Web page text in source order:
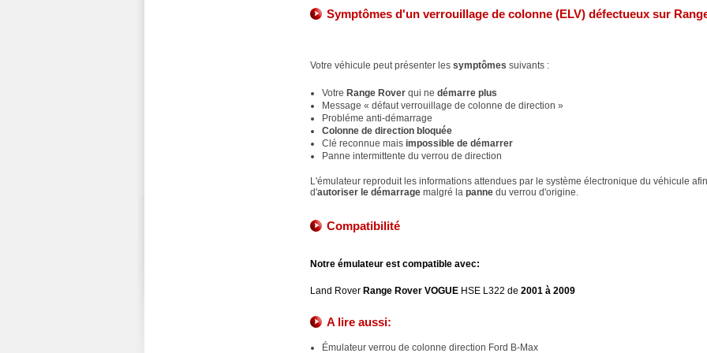
Symptômes d'un verrouillage de colonne (ELV) défectueux sur
Votre véhicule peut présenter les symptômes suivants :
Votre Range Rover qui ne démarre plus
Message « défaut verrouillage de colonne de direction »
Probléme anti-démarrage
Colonne de direction bloquée
Clé reconnue mais impossible de démarrer
Panne intermittente du verrou de direction
L'émulateur reproduit les informations attendues par le système électronique du véhicule afin
d'autoriser le démarrage malgré la panne du verrou d'origine.
Compatibilité
Notre émulateur est compatible avec:
Land Rover Range Rover VOGUE HSE L322 de 2001 à 2009
A lire aussi:
Émulateur verrou de colonne direction Ford B-Max